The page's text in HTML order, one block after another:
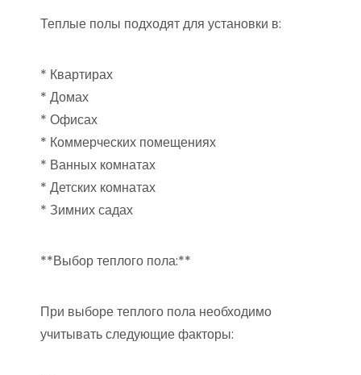
Теплые полы подходят для установки в:
* Квартирах
* Домах
* Офисах
* Коммерческих помещениях
* Ванных комнатах
* Детских комнатах
* Зимних садах
**Выбор теплого пола:**
При выборе теплого пола необходимо
учитывать следующие факторы: